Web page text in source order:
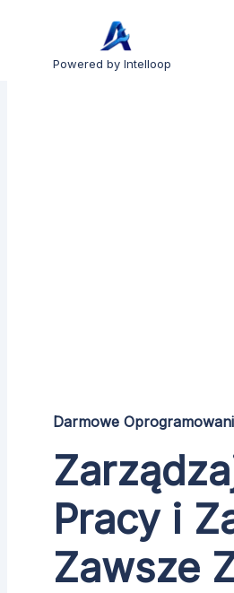
Powered by Intelloop
Darmowe
Pracy i
Zawsze